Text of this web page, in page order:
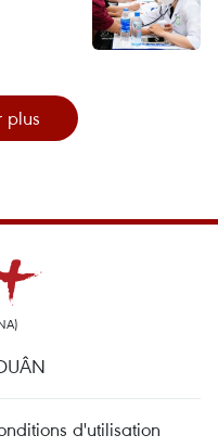
plus
d'utilisation